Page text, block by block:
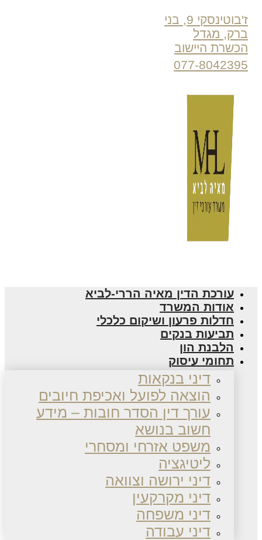
ז'בוטינסקי 9, בני
ברק, מגדל
הכשרת היישוב
077-8042395
עורכת הדין מאיה הררי-לביא
אודות המשרד
חדלות פרעון ושיקום כלכלי
תביעות בנקים
הלבנת הון
תחומי עיסוק
דיני בנקאות
הוצאה לפועל ואכיפת חיובים
עורך דין הסדר חובות – מידע
חשוב בנושא
משפט אזרחי ומסחרי
ליטיגציה
דיני ירושה וצוואה
דיני מקרקעין
דיני משפחה
דיני עבודה